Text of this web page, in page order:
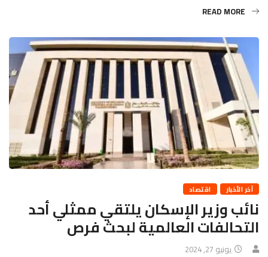
READ MORE
آخر الأخبار اقتصاد
نائب وزير الإسكان يلتقي ممثلي أحد
التحالفات العالمية لبحث فرص
يونيو 27, 2024